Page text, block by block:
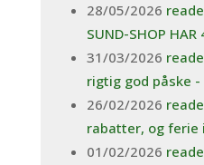
28/05/2026
SUND-SHOP HAR
31/03/2026
rigtig god påske -
26/02/2026
rabatter, og ferie
01/02/2026